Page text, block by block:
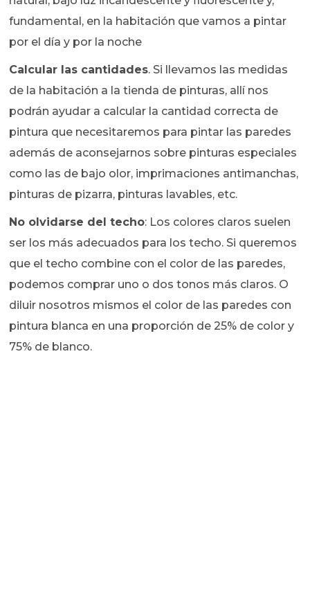
fundamental, en la habitación que vamos a pintar
por el día y por la noche
Calcular las cantidades. Si llevamos las medidas
de la habitación a la tienda de pinturas, allí nos
podrán ayudar a calcular la cantidad correcta de
pintura que necesitaremos para pintar las paredes
además de aconsejarnos sobre pinturas especiales
como las de bajo olor, imprimaciones antimanchas,
pinturas de pizarra, pinturas lavables, etc.
No olvidarse del techo: Los colores claros suelen
ser los más adecuados para los techo. Si queremos
que el techo combine con el color de las paredes,
podemos comprar uno o dos tonos más claros. O
diluir nosotros mismos el color de las paredes con
pintura blanca en una proporción de 25% de color y
75% de blanco.